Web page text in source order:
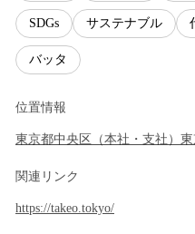
SDGs サステナブル
バッタ
位置情報
東京都中央区 （本社・支社 ）
関連リンク
https://takeo.tokyo/